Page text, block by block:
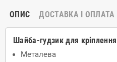
ОПИС ДОСТАВКА І ОПЛАТА
Шайба-гудзик для
Металева